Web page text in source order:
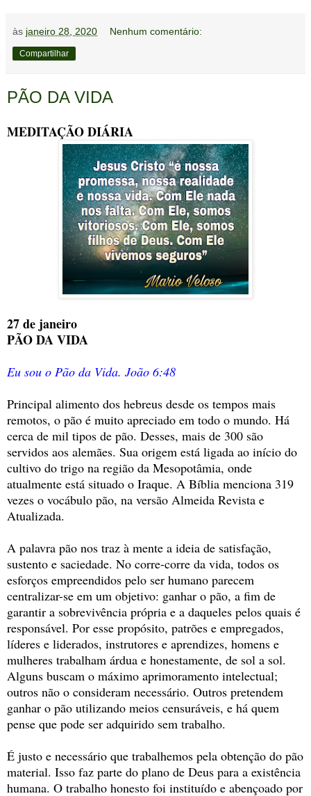
às janeiro 28, 2020 Nenhum comentário:
Compartilhar
PÃO DA VIDA
MEDITAÇÃO DIÁRIA
27 de janeiro
PÃO DA VIDA
Eu sou o Pão da Vida. João 6:48
Principal alimento dos hebreus desde os tempos mais
remotos, o pão é muito apreciado em todo o mundo. Há
cerca de mil tipos de pão. Desses, mais de 300 são
servidos aos alemães. Sua origem está ligada ao início do
cultivo do trigo na região da Mesopotâmia, onde
atualmente está situado o Iraque. A Bíblia menciona 319
vezes o vocábulo pão, na versão Almeida Revista e
Atualizada.
A palavra pão nos traz à mente a ideia de satisfação,
sustento e saciedade. No corre-corre da vida, todos os
esforços empreendidos pelo ser humano parecem
centralizar-se em um objetivo: ganhar o pão, a fim de
garantir a sobrevivência própria e a daqueles pelos quais é
responsável. Por esse propósito, patrões e empregados,
líderes e liderados, instrutores e aprendizes, homens e
mulheres trabalham árdua e honestamente, de sol a sol.
Alguns buscam o máximo aprimoramento intelectual;
outros não o consideram necessário. Outros pretendem
ganhar o pão utilizando meios censuráveis, e há quem
pense que pode ser adquirido sem trabalho.
É justo e necessário que trabalhemos pela obtenção do pão
material. Isso faz parte do plano de Deus para a existência
humana. O trabalho honesto foi instituído e abençoado por